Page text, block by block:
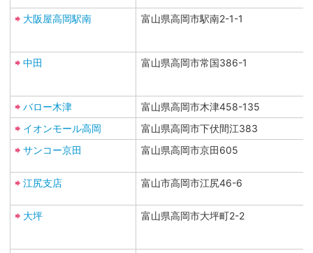
大阪屋高岡駅南 富山県高岡市駅南2-1-1
中田 富山県高岡市常国386-1
バロー木津
富山県高岡市木津458-135
イオンモール高岡
富山県高岡市下伏間江383
サンコー京田
富山県高岡市京田605
江尻支店 富山市高岡市江尻46-6
大坪 富山県高岡市大坪町2-2